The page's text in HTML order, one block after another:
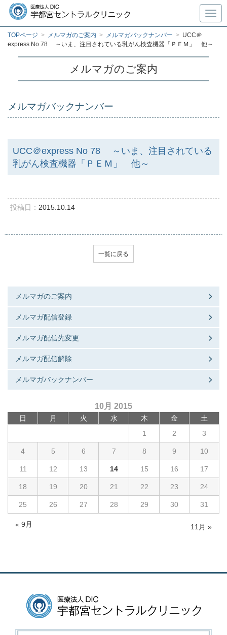
TOPページ > メルマガのご案内 > メルマガバックナンバー > UCC＠
express No 78 ～いま、注目されている乳がん検査機器「ＰＥＭ」 他～
メルマガのご案内
メルマガバックナンバー
UCC＠express No 78 ～いま、注目されている
乳がん検査機器「ＰＥＭ」 他～
投稿日： 2015.10.14
一覧に戻る
メルマガのご案内
メルマガ配信登録
メルマガ配信先変更
メルマガ配信解除
メルマガバックナンバー
10月 2015
日 月 火 水 木 金 土
« 9月 11月 »
1 2 3
4 5 6 7 8 9 10
11 12 13 14 15 16 17
18 19 20 21 22 23 24
25 26 27 28 29 30 31